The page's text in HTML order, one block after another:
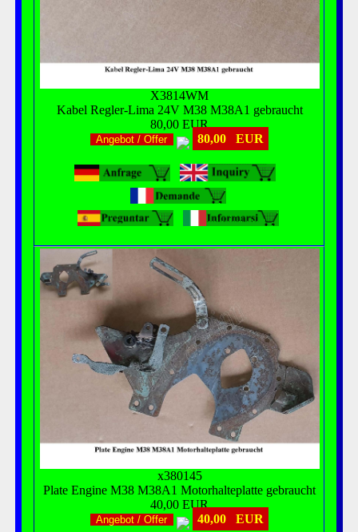
X3814WM
Kabel Regler-Lima 24V M38 M38A1 gebraucht
80,00 EUR
Angebot / Offer 80,00 EUR
x380145
Plate Engine M38 M38A1 Motorhalteplatte gebraucht
40,00 EUR
Angebot / Offer 40,00 EUR